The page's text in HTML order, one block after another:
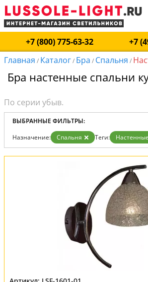
+7 (800) 775-63-32
+7
Главная / Каталог/ Бра / Спальня /
Бра настенные спальни
ВЫБРАННЫЕ ФИЛЬТРЫ:
Назначение: Спальня Теги:
Настенные
Вид:
Бра